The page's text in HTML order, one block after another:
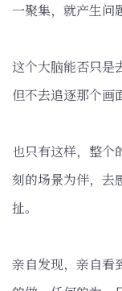
一聚集，就产生问
这个大脑能否只是
但不去追逐那个画
也只有这样，整个
刻的场景为伴，去
扯。
亲自发现，亲自看